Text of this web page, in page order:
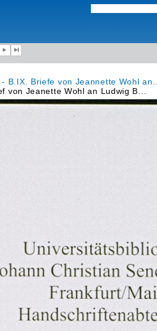
B.IX. Briefe von Jeannette Wohl an...
von Jeanette Wohl an Ludwig B...